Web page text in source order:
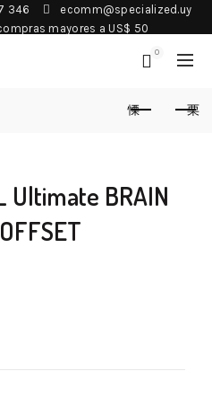
346
ecomm@specialized.uy
mayores a US$ 50
0
Ultimate BRAIN